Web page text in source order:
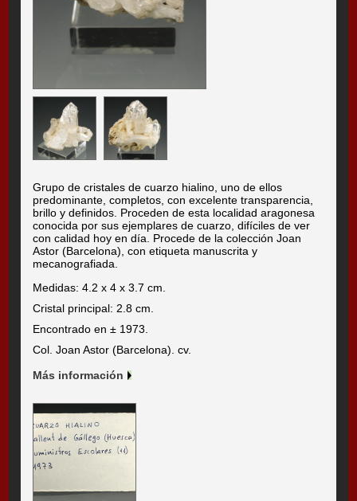
Grupo de cristales de cuarzo hialino, uno de ellos
predominante, completos, con excelente transparencia,
brillo y definidos. Proceden de esta localidad aragonesa
conocida por sus ejemplares de cuarzo, difíciles de ver
con calidad hoy en día. Procede de la colección Joan
Astor (Barcelona), con etiqueta manuscrita y
mecanografiada.
Medidas: 4.2 x 4 x 3.7 cm.
Cristal principal: 2.8 cm.
Encontrado en ± 1973.
Col. Joan Astor (Barcelona). cv.
Más información